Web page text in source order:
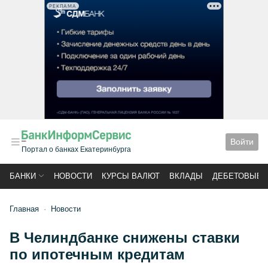
РЕКЛАМА
Портал о банках Екатеринбурга
Войти
БАНКИ НОВОСТИ КУРСЫ ВАЛЮТ ВКЛАДЫ ДЕБЕТОВЫЕ
Главная Новости
В Челиндбанке снижены ставки
по ипотечным кредитам